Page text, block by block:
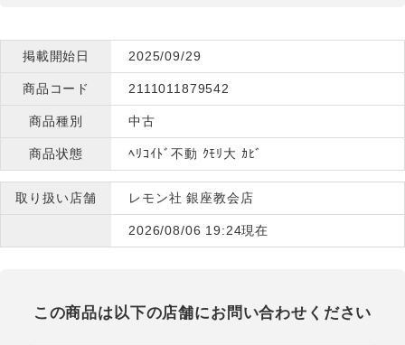
掲載開始日 2025/09/29
商品コード 2111011879542
商品種別 中古
商品状態 ﾍﾘｺｲﾄﾞ不動 ｸﾓﾘ大 ｶﾋﾞ
取り扱い店舗 レモン社 銀座教会店
2026/08/06 19:24現在
この商品は以下の店舗にお問い合わせください